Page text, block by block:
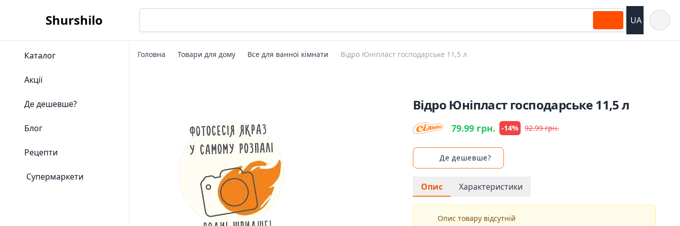
Shurshilo UA
Каталог
Акції
Де дешевше?
Блог
Рецепти
Супермаркети
Головна Товари для дому Все для ванної кімнати Відро Юніпласт господарське 11,5 л
Відро Юніпласт господарське 11,5 л
79.99 грн. -14% 92.99 грн.
Де дешевше?
Опис Характеристики
Опис товару відсутній